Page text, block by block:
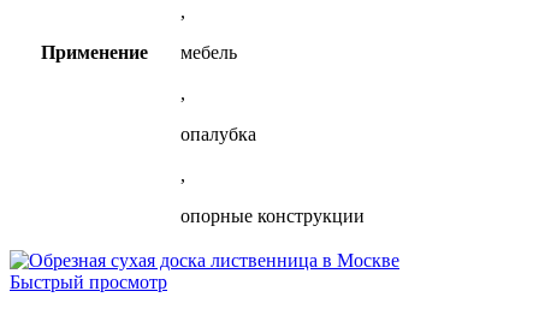
Применение
,
мебель
,
опалубка
,
опорные конструкции
Быстрый просмотр